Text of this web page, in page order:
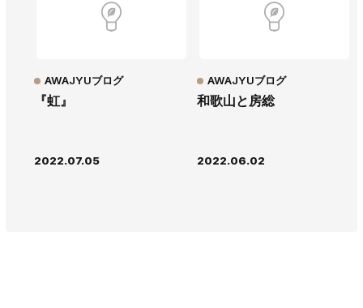
『虹』
AWAJYUブログ
2022.07.05
和歌山と房総
AWAJYUブログ
2022.06.02